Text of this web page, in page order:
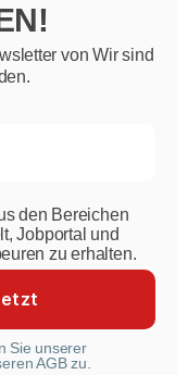
von Wir sind
den Bereichen
Jobportal und
zu erhalten.
Sie unserer
AGB zu.